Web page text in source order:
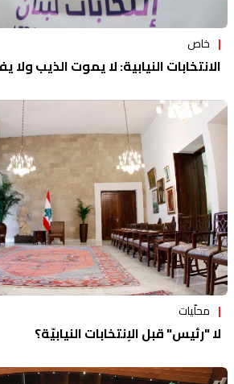
خاص
الانتخابات النيابية: لا يموت الذيب ولا
محلّيات
لا "رئيس" قبل الإنتخابات النيابيّة؟